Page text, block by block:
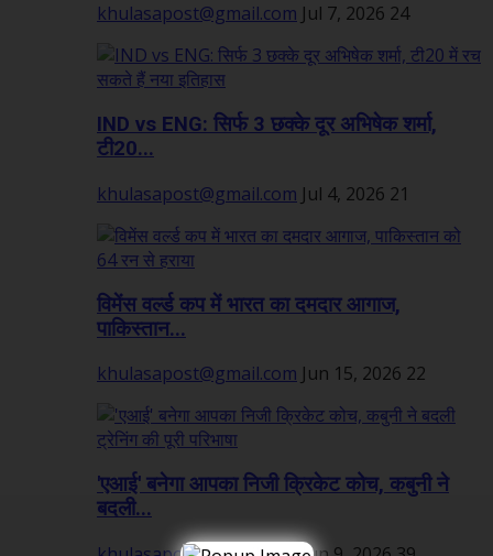
khulasapost@gmail.com Jul 7, 2026 24
IND vs ENG: सिर्फ 3 छक्के दूर अभिषेक शर्मा,
टी20...
khulasapost@gmail.com Jul 4, 2026 21
विमेंस वर्ल्ड कप में भारत का दमदार आगाज,
पाकिस्तान...
khulasapost@gmail.com Jun 15, 2026 22
'एआई' बनेगा आपका निजी क्रिकेट कोच, कबुनी ने
बदली...